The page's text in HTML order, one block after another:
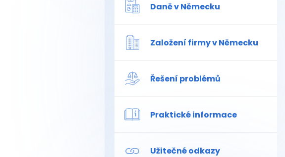
Daně v Německu
Založení firmy v Německu
Řešení problémů
Praktické informace
Užitečné odkazy